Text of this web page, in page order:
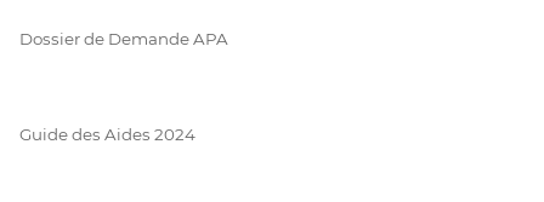
Dossier de Demande APA
Guide des Aides 2024